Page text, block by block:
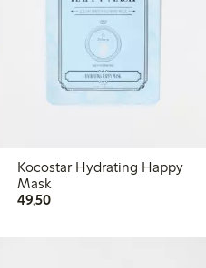
Kocostar Hydrating Happy
Mask
49,5049,50 kr